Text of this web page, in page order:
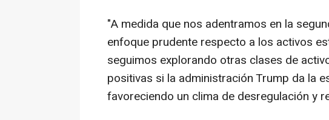
"A medida que nos adentramos en la
enfoque prudente respecto a los activos
seguimos explorando otras clases de
positivas si la administración Trump da la
favoreciendo un clima de desregulación y